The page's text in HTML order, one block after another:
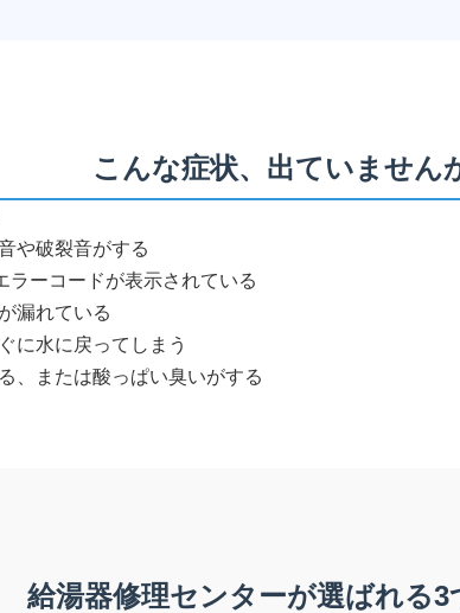
こんな症状、出ていません
や破裂音がする
ラーコードが表示されている
漏れている
に水に戻ってしまう
、または酸っぱい臭いがする
給湯器修理センターが選ばれる3